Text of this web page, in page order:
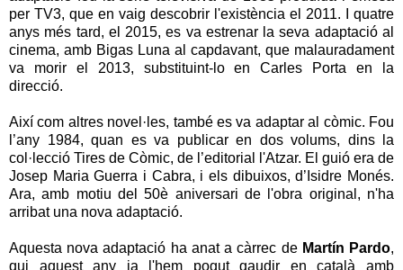
per TV3, que en vaig descobrir l'existència el 2011. I quatre
anys més tard, el 2015, es va estrenar la seva adaptació al
cinema, amb Bigas Luna al capdavant, que malauradament
va morir el 2013, substituint-lo en Carles Porta en la
direcció.
Així com altres novel·les, també es va adaptar al còmic. Fou
l’any 1984, quan es va publicar en dos volums, dins la
col·lecció Tires de Còmic, de l’editorial l'Atzar. El guió era de
Josep Maria Guerra i Cabra, i els dibuixos, d’Isidre Monés.
Ara, amb motiu del 50è aniversari de l'obra original, n'ha
arribat una nova adaptació.
Aquesta nova adaptació ha anat a càrrec de Martín Pardo,
qui aquest any ja l'hem pogut gaudir en català amb